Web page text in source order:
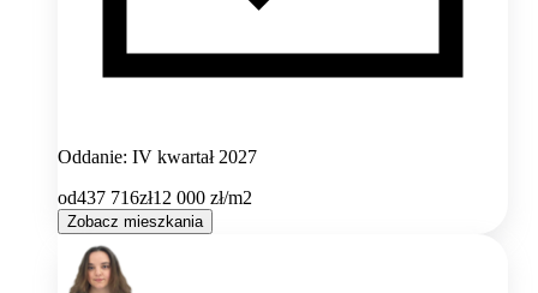
Oddanie: IV kwartał 2027
od437 716zł12 000 zł/m2
Zobacz mieszkania